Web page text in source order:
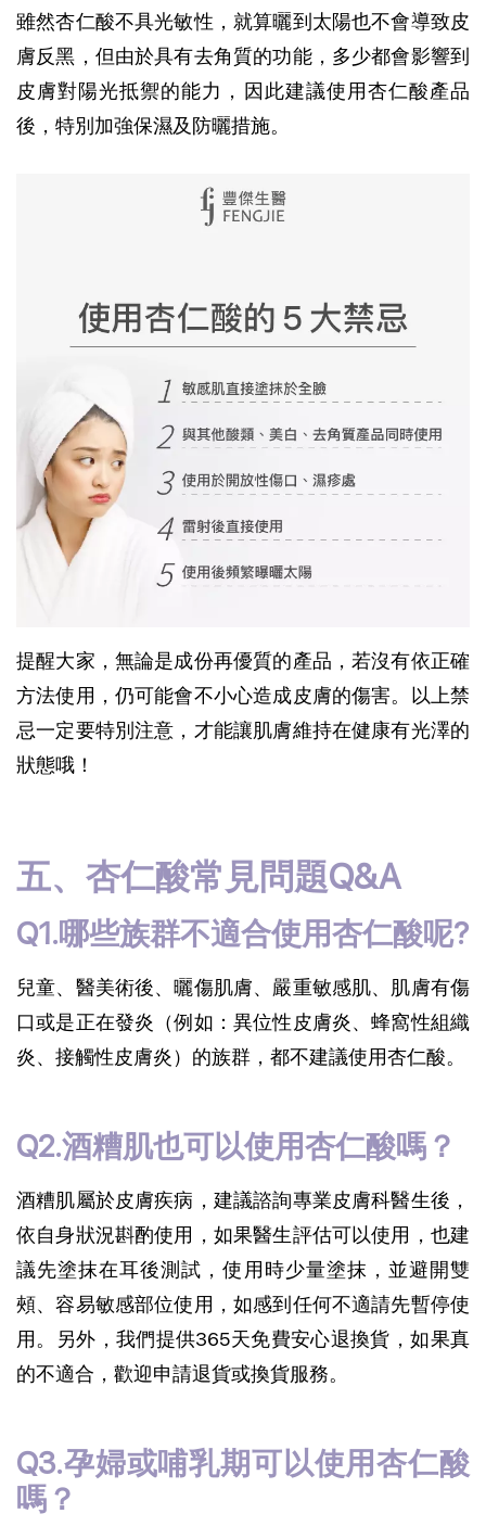
雖然杏仁酸不具光敏性，就算曬到太陽也不會導致皮
膚反黑，但由於具有去角質的功能，多少都會影響到
皮膚對陽光抵禦的能力，因此建議使用杏仁酸產品
後，特別加強保濕及防曬措施。
提醒大家，無論是成份再優質的產品，若沒有依正確
方法使用，仍可能會不小心造成皮膚的傷害。以上禁
忌一定要特別注意，才能讓肌膚維持在健康有光澤的
狀態哦！
五、杏仁酸常見問題Q&A
Q1.哪些族群不適合使用杏仁酸呢?
兒童、醫美術後、曬傷肌膚、嚴重敏感肌、肌膚有傷
口或是正在發炎（例如：異位性皮膚炎、蜂窩性組織
炎、接觸性皮膚炎）的族群，都不建議使用杏仁酸。
Q2.酒糟肌也可以使用杏仁酸嗎？
酒糟肌屬於皮膚疾病，建議諮詢專業皮膚科醫生後，
依自身狀況斟酌使用，如果醫生評估可以使用，也建
議先塗抹在耳後測試，使用時少量塗抹，並避開雙
頰、容易敏感部位使用，如感到任何不適請先暫停使
用。另外，我們提供365天免費安心退換貨，如果真
的不適合，歡迎申請退貨或換貨服務。
Q3.孕婦或哺乳期可以使用杏仁酸
嗎？